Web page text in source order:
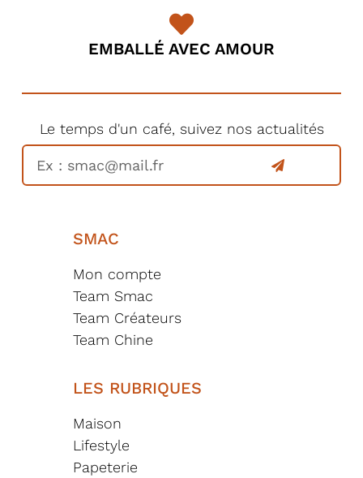
EMBALLÉ AVEC AMOUR
Le temps d'un café, suivez nos actualités
LES RUBRIQUES
Maison
Lifestyle
Papeterie
SMAC
Mon compte
Team Smac
Team Créateurs
Team Chine